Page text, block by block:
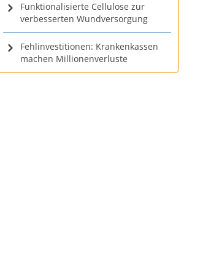
Funktionalisierte Cellulose zur
verbesserten Wundversorgung
Fehlinvestitionen: Krankenkassen
machen Millionenverluste